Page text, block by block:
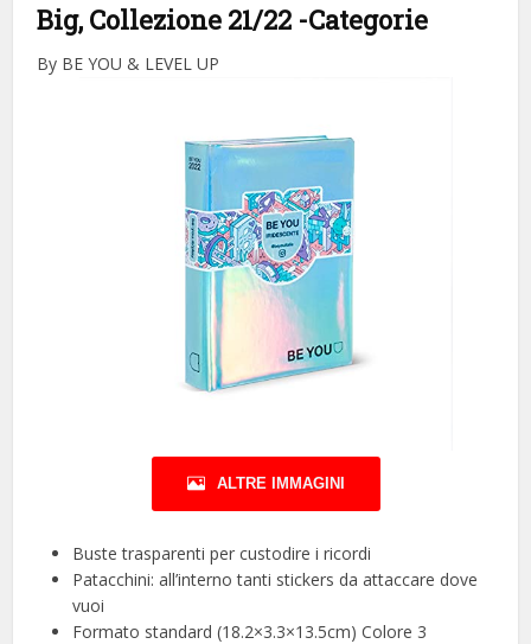
Big, Collezione 21/22 -Categorie
By BE YOU & LEVEL UP
ALTRE IMMAGINI
Buste trasparenti per custodire i ricordi
Patacchini: all’interno tanti stickers da attaccare dove
vuoi
Formato standard (18.2×3.3×13.5cm) Colore 3